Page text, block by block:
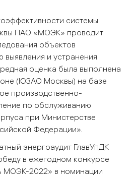
системы
ПАО «МОЭК» проводит
объектов
выявления и устранения
оценка была выполнена
(ЮЗАО Москвы) на базе
производственно-
по обслуживанию
при Министерстве
Федерации».
энергоаудит ГлавУпДК
в ежегодном конкурсе
МОЭК-2022» в номинации